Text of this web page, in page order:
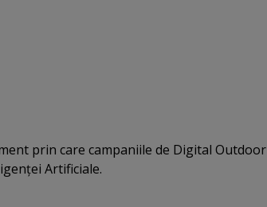
prin care campaniile de Digital Outdoor
Artificiale.